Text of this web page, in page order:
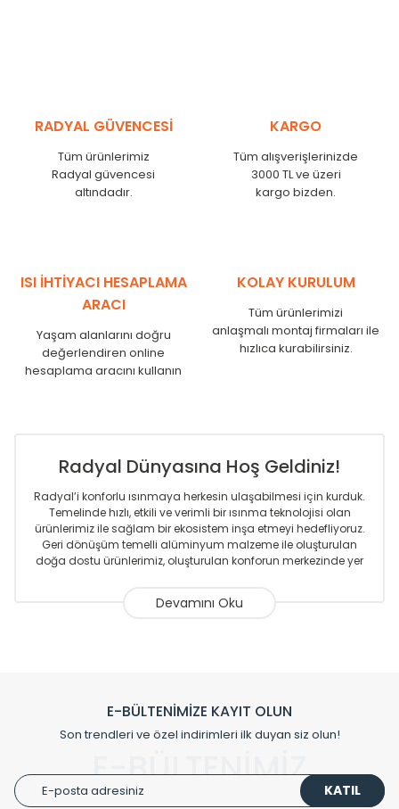
RADYAL GÜVENCESİ
Tüm ürünlerimiz
Radyal güvencesi
altındadır.
KARGO
Tüm alışverişlerinizde
3000 TL ve üzeri
kargo bizden.
ISI İHTİYACI HESAPLAMA
ARACI
Yaşam alanlarını doğru
değerlendiren online
hesaplama aracını kullanın
KOLAY KURULUM
Tüm ürünlerimizi
anlaşmalı montaj firmaları ile
hızlıca kurabilirsiniz.
Radyal Dünyasına Hoş Geldiniz!
Radyal’i konforlu ısınmaya herkesin ulaşabilmesi için kurduk.
Temelinde hızlı, etkili ve verimli bir ısınma teknolojisi olan
ürünlerimiz ile sağlam bir ekosistem inşa etmeyi hedefliyoruz.
Geri dönüşüm temelli alüminyum malzeme ile oluşturulan
doğa dostu ürünlerimiz, oluşturulan konforun merkezinde yer
Sizlere sunmakta olduğumuz Alüminyum Radyatör ve
gurur duymaktadır. Avrupa’ya yapmakta olduğu ihracat ile
de ürünlerinde sadece tasarımın ön planda olmadığını aynı
zamanda kalite olarak ta en üst seviyede olduğunu
Çevreci ve yeşil enerji yaklaşımlarıyla ve sıfır karbon ayak izi
E-BÜLTENİMİZE KAYIT OLUN
Son trendleri ve özel indirimleri ilk duyan siz olun!
E-BÜLTENİMİZ KATIL